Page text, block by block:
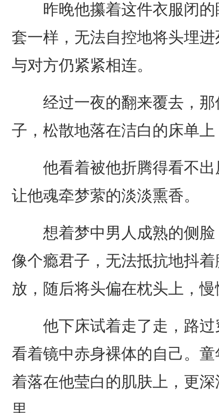
昨晚他攥着这件衣服闭的
套一样，无法自控地将头埋
与对方仍紧紧相连。
经过一夜的翻来覆去，那
子，松散地落在洁白的床单
他看着被他折腾得看不出
让他魂牵梦萦的淡淡熏香。
想着梦中男人成熟的侧脸
像个瘾君子，无法抵抗地抖
放，随后将头偏在枕头上，
他下床试着走了走，路过
看着镜中赤身裸体的自己。
着落在他莹白的肌肤上，更